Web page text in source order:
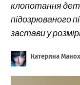
клопотання
підозрюваного
застави у
Катерина